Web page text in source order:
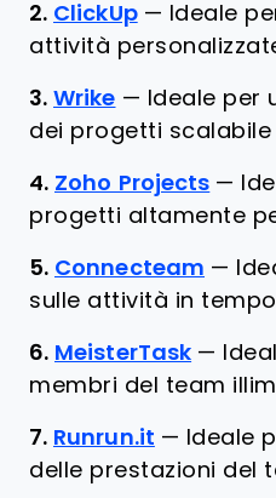
2. ClickUp — Ideale
attività
3. Wrike — Ideale per
dei progetti scalabile
4. Zoho Projects —
progetti altamente
5. Connecteam —
sulle attività in
6. MeisterTask —
membri del team
7. Runrun.it — Ideale
delle prestazioni del